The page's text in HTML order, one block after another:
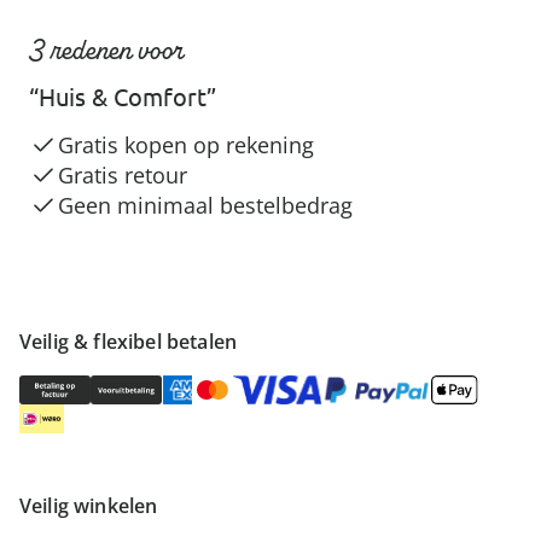
Veilig & flexibel betalen
Veilig winkelen
3 redenen voor
“Huis & Comfort”
Gratis kopen op rekening
Gratis retour
Geen minimaal bestelbedrag